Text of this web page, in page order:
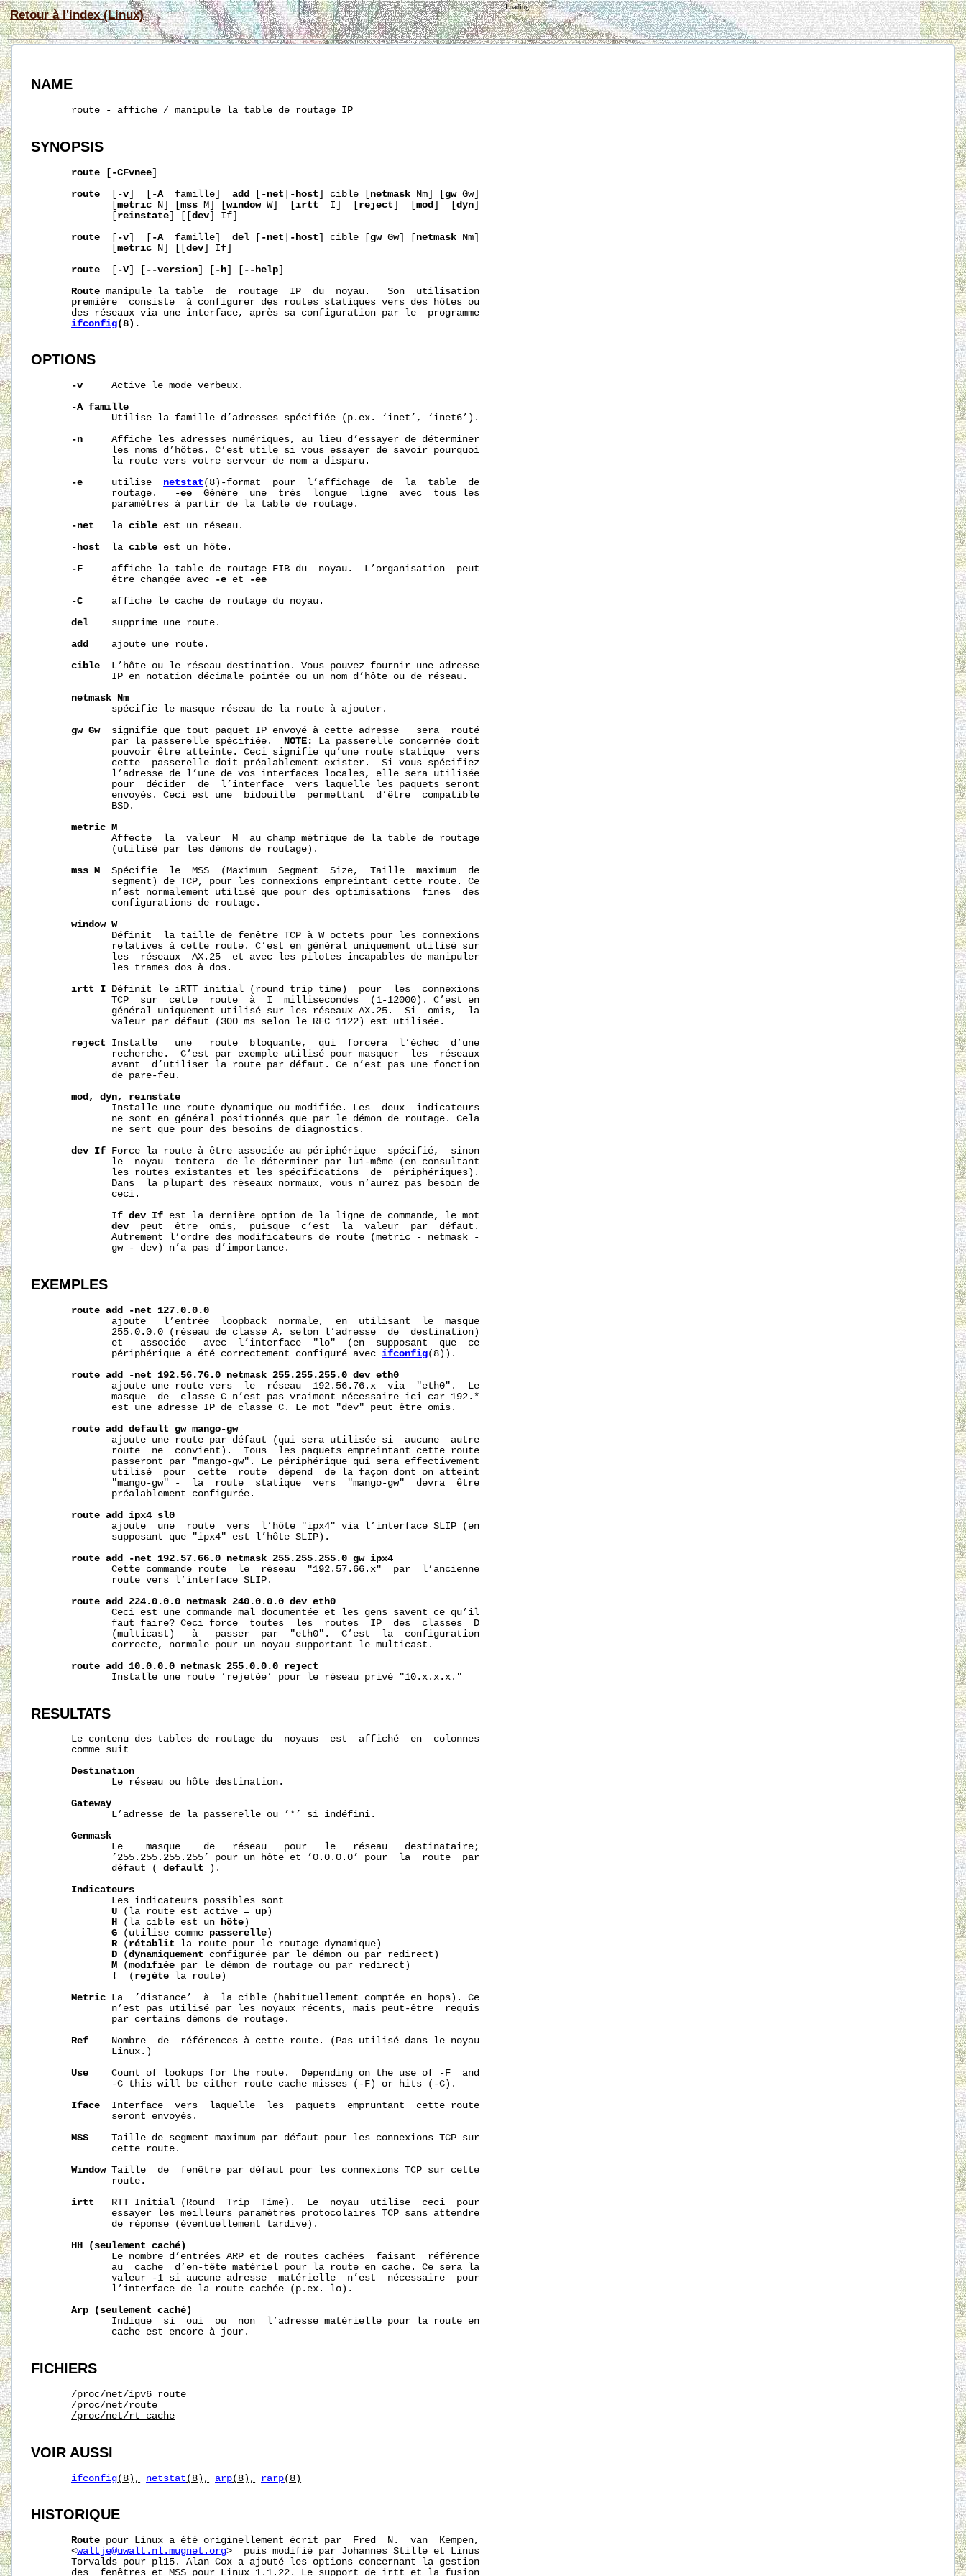
Retour à l'index (Linux)
Loading
NAME
       route - affiche / manipule la table de routage IP
SYNOPSIS
route [ -CFvnee]
route
  [
-v]  [ -A
  famille]
add [ -net -host] cible [netmask Nm] [gw Gw]
              [
metric N] [mss M] [window W]  [irtt
  I]  [
reject]  [mod ]  [dyn]
              [
reinstate] [[dev] If]
route
  [
-v]  [ -A
  famille]
del [ -net -host] cible [gw Gw] [netmask Nm]
              [
metric N] [[dev] If]
route
  [
-V] [ --version] [ -h] [ --help]
Route manipule la table  de  routage  IP  du  noyau.   Son  utilisation
       première  consiste  à configurer des routes statiques vers des hôtes ou
       des réseaux via une interface, après sa configuration par le  programme
ifconfig(8).
OPTIONS
-v
     Active le mode verbeux.
-A famille
              Utilise la famille d’adresses spécifiée (p.ex. ‘inet’, ‘inet6’).
-n
     Affiche les adresses numériques, au lieu d’essayer de déterminer
              les noms d’hôtes. C’est utile si vous essayer de savoir pourquoi
              la route vers votre serveur de nom a disparu.
-e
     utilise
netstat (8)-format  pour  l’affichage  de  la  table  de
              routage.
-ee
  Génère  une  très  longue  ligne  avec  tous les
              paramètres à partir de la table de routage.
-net
   la
cible est un réseau.
-host
  la
cible est un hôte.
-F
     affiche la table de routage FIB du  noyau.  L’organisation  peut
              être changée avec
-e et
-ee
-C
     affiche le cache de routage du noyau.
del
    supprime une route.
add
    ajoute une route.
cible
  L’hôte ou le réseau destination. Vous pouvez fournir une adresse
              IP en notation décimale pointée ou un nom d’hôte ou de réseau.
netmask Nm
              spécifie le masque réseau de la route à ajouter.
gw Gw
  signifie que tout paquet IP envoyé à cette adresse   sera  routé
              par la passerelle spécifiée.
NOTE:
La passerelle concernée doit
              pouvoir être atteinte. Ceci signifie qu’une route statique  vers
              cette  passerelle doit préalablement exister.  Si vous spécifiez
              l’adresse de l’une de vos interfaces locales, elle sera utilisée
              pour  décider  de  l’interface  vers laquelle les paquets seront
              envoyés. Ceci est une  bidouille  permettant  d’être  compatible
              BSD.
metric M
              Affecte  la  valeur  M  au champ métrique de la table de routage
              (utilisé par les démons de routage).
mss M
  Spécifie  le  MSS  (Maximum  Segment  Size,  Taille  maximum  de
              segment) de TCP, pour les connexions empreintant cette route. Ce
              n’est normalement utilisé que pour des optimisations  fines  des
              configurations de routage.
window W
              Définit  la taille de fenêtre TCP à W octets pour les connexions
              relatives à cette route. C’est en général uniquement utilisé sur
              les  réseaux  AX.25  et avec les pilotes incapables de manipuler
              les trames dos à dos.
irtt
I Définit le iRTT initial (round trip time)  pour  les  connexions
              TCP  sur  cette  route  à  I  millisecondes  (1-12000). C’est en
              général uniquement utilisé sur les réseaux AX.25.  Si  omis,  la
              valeur par défaut (300 ms selon le RFC 1122) est utilisée.
reject Installe   une   route  bloquante,  qui  forcera  l’échec  d’une
              recherche.  C’est par exemple utilisé pour masquer  les  réseaux
              avant  d’utiliser la route par défaut. Ce n’est pas une fonction
              de pare-feu.
mod,
dyn,
reinstate
              Installe une route dynamique ou modifiée. Les  deux  indicateurs
              ne sont en général positionnés que par le démon de routage. Cela
              ne sert que pour des besoins de diagnostics.
dev If Force la route à être associée au périphérique  spécifié,  sinon
              le  noyau  tentera  de le déterminer par lui-même (en consultant
              les routes existantes et les spécifications  de  périphériques).
              Dans  la plupart des réseaux normaux, vous n’aurez pas besoin de
              ceci.
              If
dev If est la dernière option de la ligne de commande, le mot
dev
  peut  être  omis,  puisque  c’est  la  valeur  par  défaut.
              Autrement l’ordre des modificateurs de route (metric - netmask -
              gw - dev) n’a pas d’importance.
EXEMPLES
route add -net
127.0.0.0
              ajoute   l’entrée  loopback  normale,  en  utilisant  le  masque
              255.0.0.0 (réseau de classe A, selon l’adresse  de  destination)
              et   associée   avec  l’interface  "lo"  (en  supposant  que  ce
              périphérique a été correctement configuré avec
ifconfig(8)).
route add -net 192.56.76.0 netmask 255.255.255.0 dev eth0
              ajoute une route vers  le  réseau  192.56.76.x  via  "eth0".  Le
              masque  de  classe C n’est pas vraiment nécessaire ici car 192.*
              est une adresse IP de classe C. Le mot "dev" peut être omis.
route add default gw mango-gw
              ajoute une route par défaut (qui sera utilisée si  aucune  autre
              route  ne  convient).  Tous  les paquets empreintant cette route
              passeront par "mango-gw". Le périphérique qui sera effectivement
              utilisé  pour  cette  route  dépend  de la façon dont on atteint
              "mango-gw" -  la  route  statique  vers  "mango-gw"  devra  être
              préalablement configurée.
route add ipx4 sl0
              ajoute  une  route  vers  l’hôte "ipx4" via l’interface SLIP (en
              supposant que "ipx4" est l’hôte SLIP).
route add -net 192.57.66.0 netmask 255.255.255.0 gw ipx4
              Cette commande route  le  réseau  "192.57.66.x"  par  l’ancienne
              route vers l’interface SLIP.
route add 224.0.0.0 netmask 240.0.0.0 dev eth0
              Ceci est une commande mal documentée et les gens savent ce qu’il
              faut faire? Ceci force  toutes  les  routes  IP  des  classes  D
              (multicast)   à   passer  par  "eth0".  C’est  la  configuration
              correcte, normale pour un noyau supportant le multicast.
route add 10.0.0.0 netmask 255.0.0.0 reject
              Installe une route ’rejetée’ pour le réseau privé "10.x.x.x."
RESULTATS
       Le contenu des tables de routage du  noyaus  est  affiché  en  colonnes
       comme suit
Destination
              Le réseau ou hôte destination.
Gateway
              L’adresse de la passerelle ou ’*’ si indéfini.
Genmask
              Le    masque    de   réseau   pour   le   réseau   destinataire;
              ’255.255.255.255’ pour un hôte et ’0.0.0.0’ pour  la  route  par
              défaut (
default ).
Indicateurs
              Les indicateurs possibles sont
U (la route est active = up )
H (la cible est un hôte )
G (utilise comme passerelle )
R ( rétablit la route pour le routage dynamique)
D (dynamiquement configurée par le démon ou par redirect)
M (modifiée par le démon de routage ou par redirect)
!
  (
rejète la route)
Metric La  ’distance’  à  la cible (habituellement comptée en hops). Ce
              n’est pas utilisé par les noyaux récents, mais peut-être  requis
              par certains démons de routage.
Ref
    Nombre  de  références à cette route. (Pas utilisé dans le noyau
              Linux.)
Use
    Count of lookups for the route.  Depending on the use of -F  and
              -C this will be either route cache misses (-F) or hits (-C).
Iface
  Interface  vers  laquelle  les  paquets  empruntant  cette route
              seront envoyés.
MSS
    Taille de segment maximum par défaut pour les connexions TCP sur
              cette route.
Window Taille  de  fenêtre par défaut pour les connexions TCP sur cette
              route.
irtt
   RTT Initial (Round  Trip  Time).  Le  noyau  utilise  ceci  pour
              essayer les meilleurs paramètres protocolaires TCP sans attendre
              de réponse (éventuellement tardive).
HH
(seulement
caché)
              Le nombre d’entrées ARP et de routes cachées  faisant  référence
              au  cache  d’en-tête matériel pour la route en cache. Ce sera la
              valeur -1 si aucune adresse  matérielle  n’est  nécessaire  pour
              l’interface de la route cachée (p.ex. lo).
Arp
(seulement
caché)
              Indique  si  oui  ou  non  l’adresse matérielle pour la route en
              cache est encore à jour.
FICHIERS
/proc/net/ipv6_route
/proc/net/route
/proc/net/rt_cache
VOIR AUSSI
ifconfig(8), netstat (8), arp(8), rarp(8)
HISTORIQUE
Route pour Linux a été originellement écrit par  Fred  N.  van  Kempen,
       <
waltje@uwalt.nl.mugnet.org>  puis modifié par Johannes Stille et Linus
       Torvalds pour pl15. Alan Cox a ajouté les options concernant la gestion
       des  fenêtres et MSS pour Linux 1.1.22. Le support de irtt et la fusion